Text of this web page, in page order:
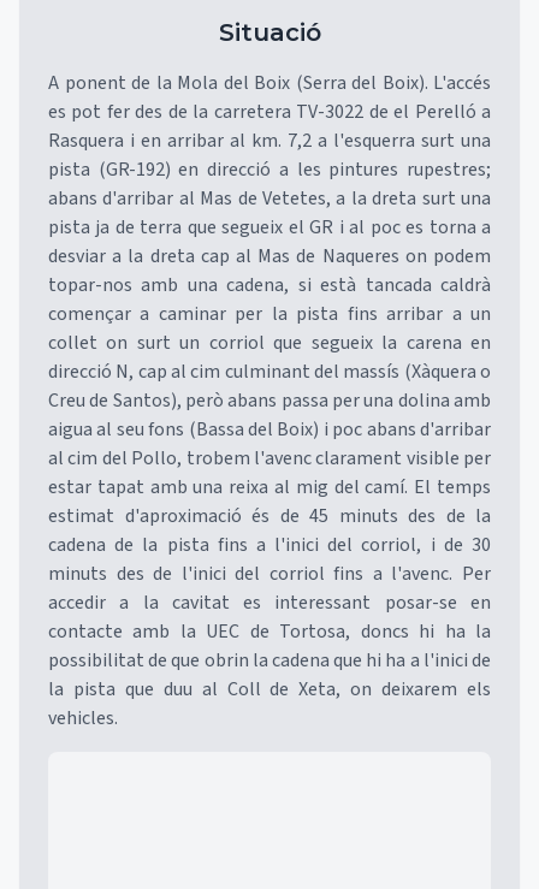
Situació
A ponent de la Mola del Boix (Serra del Boix). L'accés
es pot fer des de la carretera TV-3022 de el Perelló a
Rasquera i en arribar al km. 7,2 a l'esquerra surt una
pista (GR-192) en direcció a les pintures rupestres;
abans d'arribar al Mas de Vetetes, a la dreta surt una
pista ja de terra que segueix el GR i al poc es torna a
desviar a la dreta cap al Mas de Naqueres on podem
topar-nos amb una cadena, si està tancada caldrà
començar a caminar per la pista fins arribar a un
collet on surt un corriol que segueix la carena en
direcció N, cap al cim culminant del massís (Xàquera o
Creu de Santos), però abans passa per una dolina amb
aigua al seu fons (Bassa del Boix) i poc abans d'arribar
al cim del Pollo, trobem l'avenc clarament visible per
estar tapat amb una reixa al mig del camí. El temps
estimat d'aproximació és de 45 minuts des de la
cadena de la pista fins a l'inici del corriol, i de 30
minuts des de l'inici del corriol fins a l'avenc. Per
accedir a la cavitat es interessant posar-se en
contacte amb la UEC de Tortosa, doncs hi ha la
possibilitat de que obrin la cadena que hi ha a l'inici de
la pista que duu al Coll de Xeta, on deixarem els
vehicles.